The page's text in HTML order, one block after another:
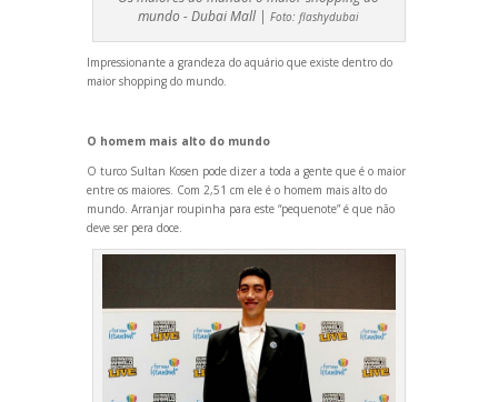
mundo - Dubai Mall |Foto:flashydubai
Impressionante a grandeza do aquário que existe dentro do
maior shopping do mundo.
O homem mais alto do mundo
O turco Sultan Kosen pode dizer a toda a gente que é o maior
entre os maiores. Com 2,51 cm ele é o homem mais alto do
mundo. Arranjar roupinha para este “pequenote” é que não
deve ser pera doce.